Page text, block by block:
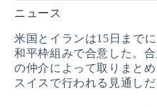
ニュース
米国とイランは15日まで
和平枠組みで合意した。
の仲介によって取りまと
スイスで行われる見通しだ